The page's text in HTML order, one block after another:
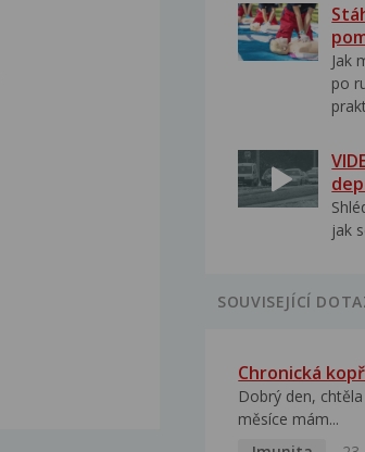
Jak
po
jak
SOUVISEJÍCÍ
Chronická
Dobrý den,
měsíce mám...